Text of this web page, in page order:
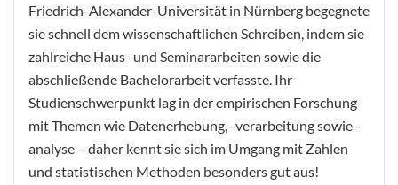
Friedrich-Alexander-Universität in Nürnberg begegnete
sie schnell dem wissenschaftlichen Schreiben, indem sie
zahlreiche Haus- und Seminararbeiten sowie die
abschließende Bachelorarbeit verfasste. Ihr
Studienschwerpunkt lag in der empirischen Forschung
mit Themen wie Datenerhebung, -verarbeitung sowie -
analyse – daher kennt sie sich im Umgang mit Zahlen
und statistischen Methoden besonders gut aus!